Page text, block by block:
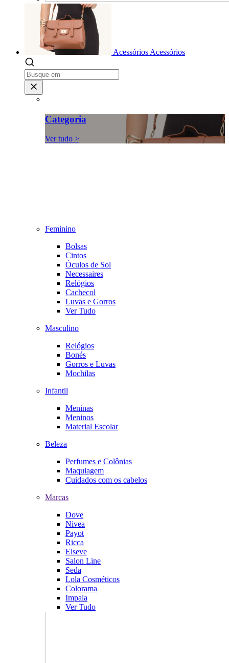
Acessórios Acessórios
Categoria
Ver tudo >
Feminino
Bolsas
Cintos
Óculos de Sol
Necessaires
Relógios
Cachecol
Luvas e Gorros
Ver Tudo
Masculino
Relógios
Bonés
Gorros e Luvas
Mochilas
Infantil
Meninas
Meninos
Material Escolar
Beleza
Perfumes e Colônias
Maquiagem
Cuidados com os cabelos
Marcas
Dove
Nivea
Payot
Ricca
Elseve
Salon Line
Seda
Lola Cosméticos
Colorama
Impala
Ver Tudo